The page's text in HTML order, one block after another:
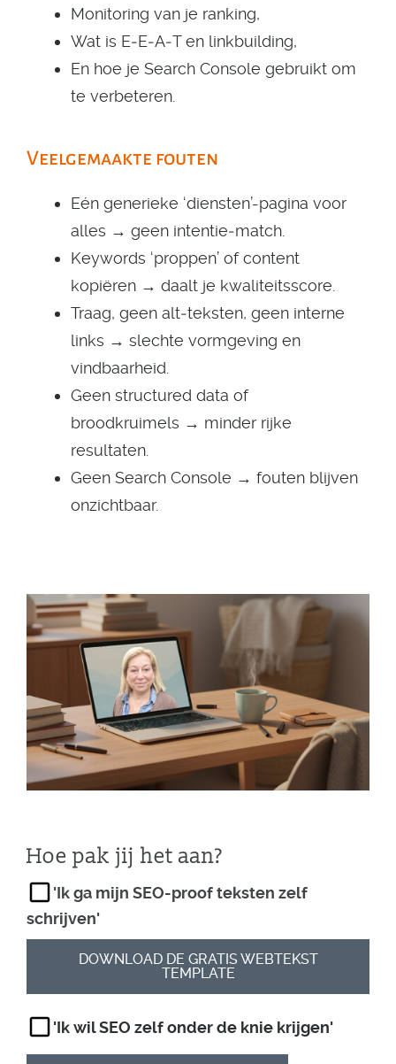
Monitoring van je ranking,
Wat is E‑E‑A‑T en linkbuilding,
En hoe je Search Console gebruikt om
te verbeteren.
Veelgemaakte fouten
Eén generieke ‘diensten’-pagina voor
alles → geen intentie‑match.
Keywords ‘proppen’ of content
kopiëren → daalt je kwaliteitsscore.
Traag, geen alt‑teksten, geen interne
links → slechte vormgeving en
vindbaarheid.
Geen structured data of
broodkruimels → minder rijke
resultaten.
Geen Search Console → fouten blijven
onzichtbaar.
Hoe pak jij het aan?
'Ik ga mijn SEO-proof teksten zelf
schrijven'
DOWNLOAD DE GRATIS WEBTEKST
TEMPLATE
'Ik wil SEO zelf onder de knie krijgen'